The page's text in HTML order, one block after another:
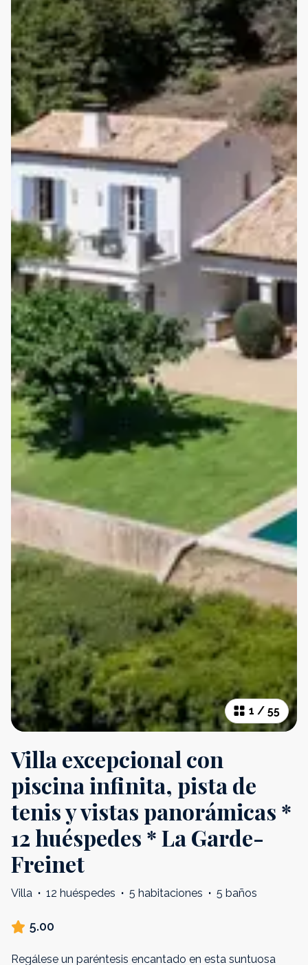
1 / 55
Villa excepcional con
piscina infinita, pista de
tenis y vistas panorámicas *
12 huéspedes * La Garde-
Freinet
Villa · 12 huéspedes · 5 habitaciones · 5 baños
5.00
Regálese un paréntesis encantado en esta suntuosa